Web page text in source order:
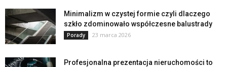
Minimalizm w czystej formie czyli dlaczego
szkło zdominowało współczesne balustrady
Porady 23 marca 2026
Profesjonalna prezentacja nieruchomości to